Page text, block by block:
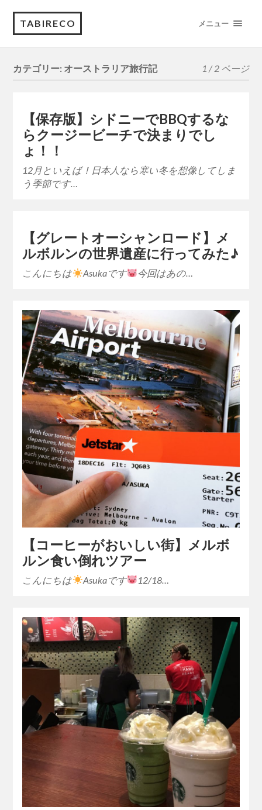
TABIRECO メニュー
カテゴリー: オーストラリア旅行記 1 / 2 ページ
【保存版】シドニーでBBQするな
らクージービーチで決まりでし
ょ！！
12月といえば！日本人なら寒い冬を想像してしま
う季節です…
【グレートオーシャンロード】メ
ルボルンの世界遺産に行ってみた♪
こんにちは Asukaです 今回はあの…
【コーヒーがおいしい街】メルボ
ルン食い倒れツアー
こんにちは Asukaです 12/18…